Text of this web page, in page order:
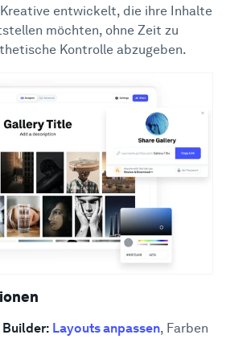
entwickelt, die ihre Inhalte
möchten, ohne Zeit zu
Kontrolle abzugeben.
Builder: Layouts anpassen, Farben